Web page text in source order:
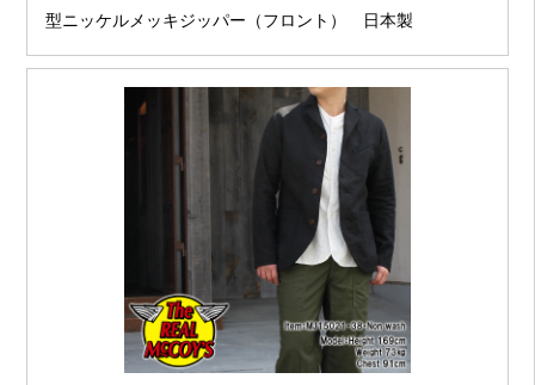
型ニッケルメッキジッパー（フロント） 日本製